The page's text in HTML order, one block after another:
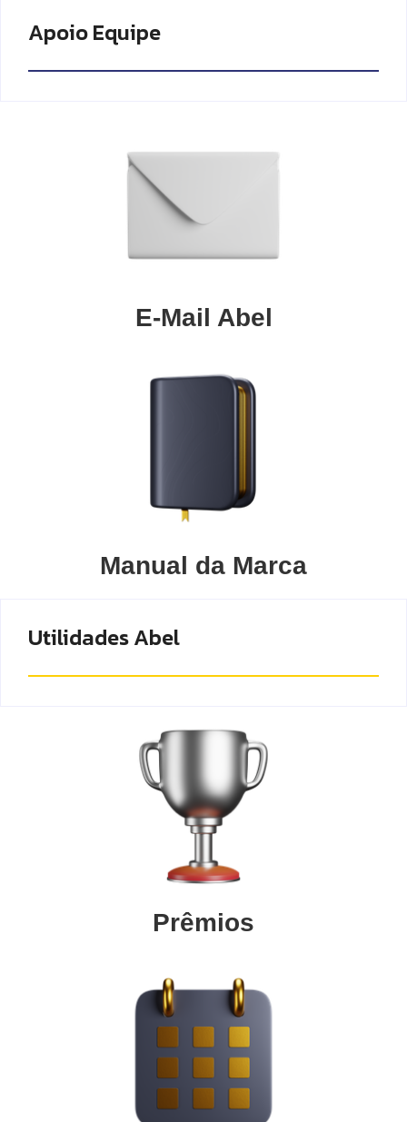
Apoio Equipe
E-Mail Abel
Manual da Marca
Utilidades Abel
Prêmios